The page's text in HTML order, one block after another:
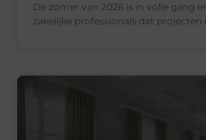
De zomer van 2026 is in volle gang
zakelijke professionals dat projecten